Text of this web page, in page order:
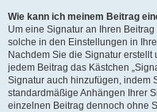
Wie kann ich meinem Beitrag
Um eine Signatur an Ihren
solche in den Einstellungen in
Nachdem Sie die Signatur
jedem Beitrag das Kästchen
Signatur auch hinzufügen, indem
standardmäßige Anhängen Ihrer
einzelnen Beitrag dennoch ohne